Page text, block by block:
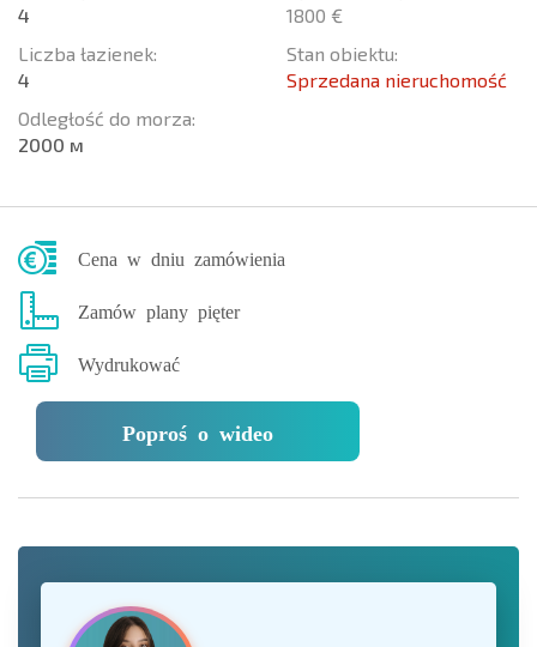
4
Liczba łazienek:
4
Odległość do morza:
2000 м
1800 €
Stan obiektu:
Sprzedana nieruchomość
Cena w dniu zamówienia
Zamów plany pięter
Wydrukować
Poproś o wideo